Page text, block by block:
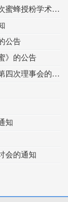
中国养蜂学会蜜源与授粉专业委员会第20次蜜蜂授粉学术交流会暨向日葵授粉现场观摩会通知 （第二轮）
公告
》的公告
中国养蜂学会关于以通讯方式召开第九届第四次理事会的通知
知
会的通知